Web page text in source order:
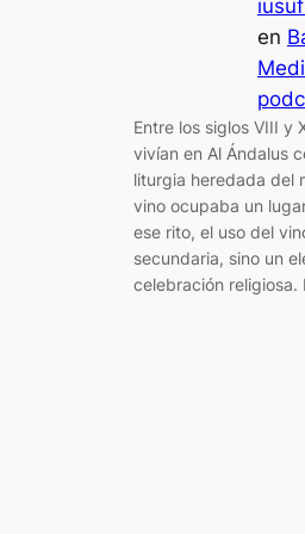
en
Entre los siglos VIII y
vivían en Al Ándalus
liturgia heredada del
vino ocupaba un
ese rito, el uso del
secundaria, sino un
celebración religiosa.